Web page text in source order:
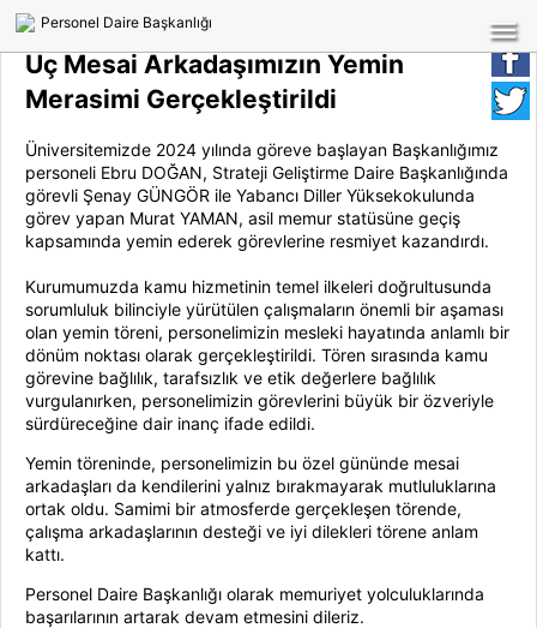
PERSONEL DAİRE BAŞKANLIĞI
Bize Ulaşın
bars
Personel Daire Başkanlığı
Üç Mesai Arkadaşımızın Yemin
Merasimi Gerçekleştirildi
Üniversitemizde 2024 yılında göreve başlayan Başkanlığımız
personeli Ebru DOĞAN, Strateji Geliştirme Daire Başkanlığında
görevli Şenay GÜNGÖR ile Yabancı Diller Yüksekokulunda
görev yapan Murat YAMAN, asil memur statüsüne geçiş
kapsamında yemin ederek görevlerine resmiyet kazandırdı.
Kurumumuzda kamu hizmetinin temel ilkeleri doğrultusunda
sorumluluk bilinciyle yürütülen çalışmaların önemli bir aşaması
olan yemin töreni, personelimizin mesleki hayatında anlamlı bir
dönüm noktası olarak gerçekleştirildi. Tören sırasında kamu
görevine bağlılık, tarafsızlık ve etik değerlere bağlılık
vurgulanırken, personelimizin görevlerini büyük bir özveriyle
sürdüreceğine dair inanç ifade edildi.
Yemin töreninde, personelimizin bu özel gününde mesai
arkadaşları da kendilerini yalnız bırakmayarak mutluluklarına
ortak oldu. Samimi bir atmosferde gerçekleşen törende,
çalışma arkadaşlarının desteği ve iyi dilekleri törene anlam
kattı.
Personel Daire Başkanlığı olarak memuriyet yolculuklarında
başarılarının artarak devam etmesini dileriz.